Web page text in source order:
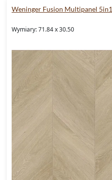
Weninger Fusion Multipanel 5in1
Wymiary: 71.84 x 30.50